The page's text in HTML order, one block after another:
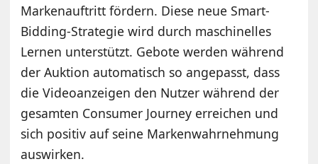
Markenauftritt fördern. Diese neue Smart-
Bidding-Strategie wird durch maschinelles
Lernen unterstützt. Gebote werden während
der Auktion automatisch so angepasst, dass
die Videoanzeigen den Nutzer während der
gesamten Consumer Journey erreichen und
sich positiv auf seine Markenwahrnehmung
auswirken.